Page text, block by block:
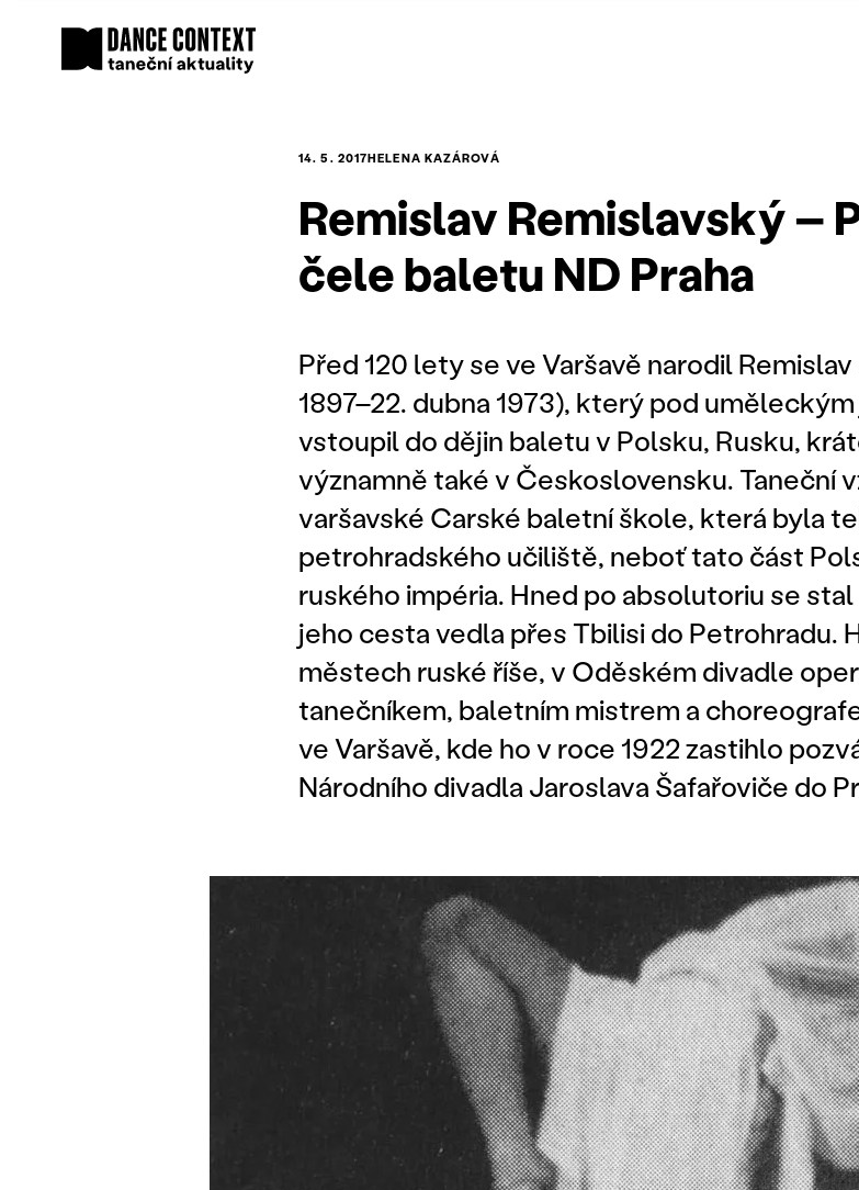
14. 5. 2017HELENA KAZÁROVÁ
Remislav Remislavský –
čele baletu ND Praha
Před 120 lety se ve Varšavě narodil
1897–22. dubna 1973), který pod
vstoupil do dějin baletu v Polsku, Rusku,
významně také v Československu. Taneční
varšavské Carské baletní škole, která byla
petrohradského učiliště, neboť tato část
ruského impéria. Hned po absolutoriu se
jeho cesta vedla přes Tbilisi do Petrohradu.
městech ruské říše, v Oděském divadle
tanečníkem, baletním mistrem a
ve Varšavě, kde ho v roce 1922 zastihlo
Národního divadla Jaroslava Šafařoviče do